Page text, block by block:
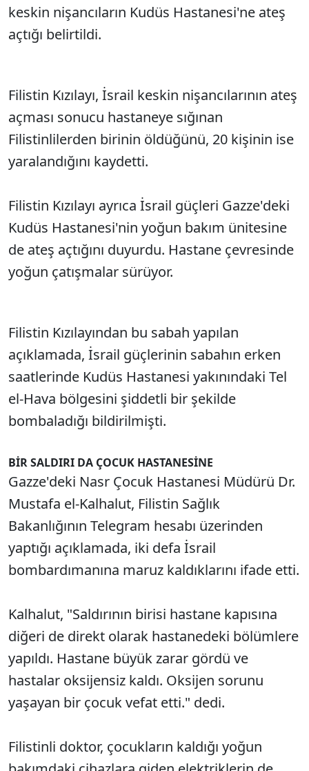
keskin nişancıların Kudüs Hastanesi'ne ateş
açtığı belirtildi.
Filistin Kızılayı, İsrail keskin nişancılarının ateş
açması sonucu hastaneye sığınan
Filistinlilerden birinin öldüğünü, 20 kişinin ise
yaralandığını kaydetti.
Filistin Kızılayı ayrıca İsrail güçleri Gazze'deki
Kudüs Hastanesi'nin yoğun bakım ünitesine
de ateş açtığını duyurdu. Hastane çevresinde
yoğun çatışmalar sürüyor.
Filistin Kızılayından bu sabah yapılan
açıklamada, İsrail güçlerinin sabahın erken
saatlerinde Kudüs Hastanesi yakınındaki Tel
el-Hava bölgesini şiddetli bir şekilde
bombaladığı bildirilmişti.
BİR SALDIRI DA ÇOCUK HASTANESİNE
Gazze'deki Nasr Çocuk Hastanesi Müdürü Dr.
Mustafa el-Kalhalut, Filistin Sağlık
Bakanlığının Telegram hesabı üzerinden
yaptığı açıklamada, iki defa İsrail
bombardımanına maruz kaldıklarını ifade etti.
Kalhalut, "Saldırının birisi hastane kapısına
diğeri de direkt olarak hastanedeki bölümlere
yapıldı. Hastane büyük zarar gördü ve
hastalar oksijensiz kaldı. Oksijen sorunu
yaşayan bir çocuk vefat etti." dedi.
Filistinli doktor, çocukların kaldığı yoğun